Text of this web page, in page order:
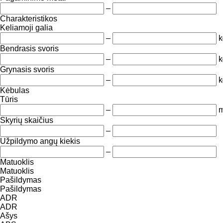
–
Charakteristikos
Keliamoji galia
–
Bendrasis svoris
–
Grynasis svoris
–
Kėbulas
Tūris
–
Skyrių skaičius
–
Užpildymo angų kiekis
–
Matuoklis
Matuoklis
Pašildymas
Pašildymas
ADR
ADR
Ašys